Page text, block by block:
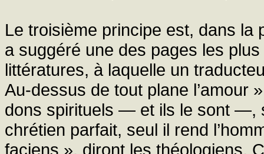
Le troisième principe est, dans la
a suggéré une des pages les
littératures, à laquelle un
Au-dessus de tout plane l’amour
dons spirituels — et ils le sont —,
chrétien parfait, seul il rend
faciens », diront les théologiens.